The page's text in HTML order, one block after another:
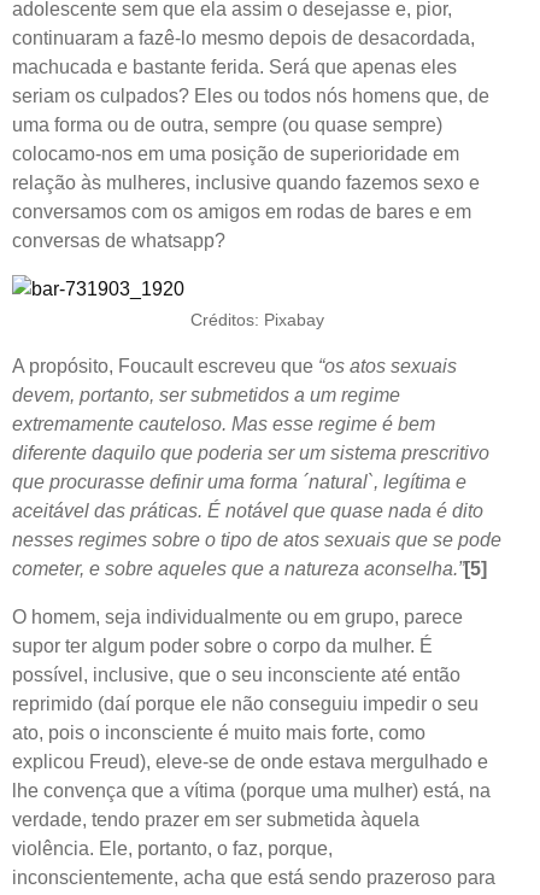
adolescente sem que ela assim o desejasse e, pior,
continuaram a fazê-lo mesmo depois de desacordada,
machucada e bastante ferida. Será que apenas eles
seriam os culpados? Eles ou todos nós homens que, de
uma forma ou de outra, sempre (ou quase sempre)
colocamo-nos em uma posição de superioridade em
relação às mulheres, inclusive quando fazemos sexo e
conversamos com os amigos em rodas de bares e em
conversas de whatsapp?
Créditos: Pixabay
A propósito, Foucault escreveu que “os atos sexuais
devem, portanto, ser submetidos a um regime
extremamente cauteloso. Mas esse regime é bem
diferente daquilo que poderia ser um sistema prescritivo
que procurasse definir uma forma ´natural`, legítima e
aceitável das práticas. É notável que quase nada é dito
nesses regimes sobre o tipo de atos sexuais que se pode
cometer, e sobre aqueles que a natureza aconselha.”[5]
O homem, seja individualmente ou em grupo, parece
supor ter algum poder sobre o corpo da mulher. É
possível, inclusive, que o seu inconsciente até então
reprimido (daí porque ele não conseguiu impedir o seu
ato, pois o inconsciente é muito mais forte, como
explicou Freud), eleve-se de onde estava mergulhado e
lhe convença que a vítima (porque uma mulher) está, na
verdade, tendo prazer em ser submetida àquela
violência. Ele, portanto, o faz, porque,
inconscientemente, acha que está sendo prazeroso para